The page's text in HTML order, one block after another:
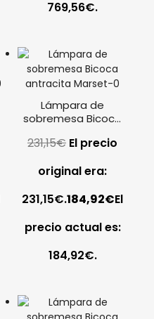
769,56€.
Lámpara de
sobremesa Bicoca
231,15€ El precio
original era:
231,15€.184,92€El
precio actual es:
184,92€.